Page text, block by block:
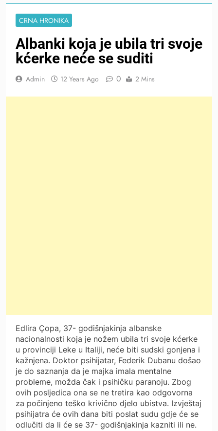
CRNA HRONIKA
Albanki koja je ubila tri svoje
kćerke neće se suditi
Admin 12 Years Ago 0 2 Mins
Edlira Çopa, 37- godišnjakinja albanske
nacionalnosti koja je nožem ubila tri svoje kćerke
u provinciji Leke u Italiji, neće biti sudski gonjena i
kažnjena. Doktor psihijatar, Federik Dubanu došao
je do saznanja da je majka imala mentalne
probleme, možda čak i psihičku paranoju. Zbog
ovih posljedica ona se ne tretira kao odgovorna
za počinjeno teško krivično djelo ubistva. Izvještaj
psihijatra će ovih dana biti poslat sudu gdje će se
odlučiti da li će se 37- godišnjakinja kazniti ili ne.